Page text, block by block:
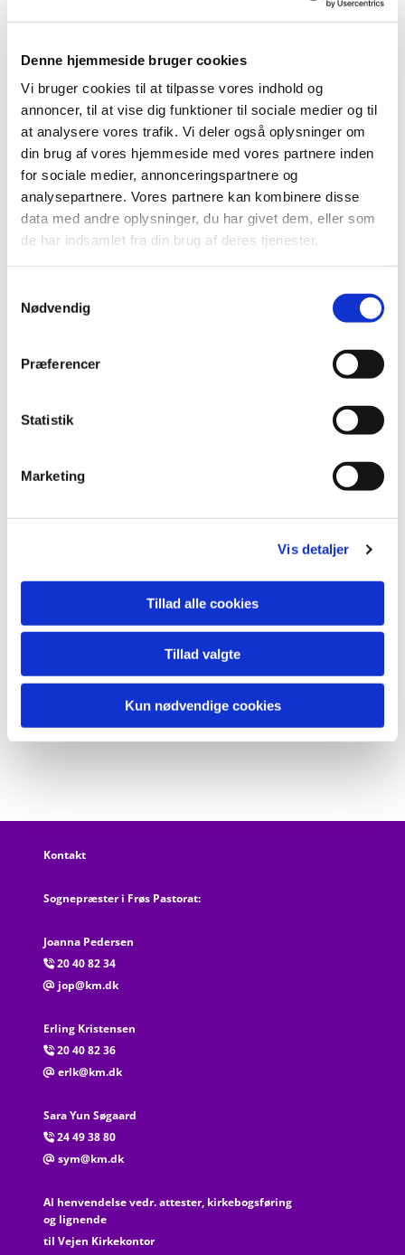
Denne hjemmeside bruger cookies
Vi bruger cookies til at tilpasse vores indhold og
annoncer, til at vise dig funktioner til sociale medier og til
at analysere vores trafik. Vi deler også oplysninger om
din brug af vores hjemmeside med vores partnere inden
for sociale medier, annonceringspartnere og
analysepartnere. Vores partnere kan kombinere disse
data med andre oplysninger, du har givet dem, eller som
de har indsamlet fra din brug af deres tjenester.
Nødvendig
Præferencer
Statistik
Marketing
Vis detaljer
Tillad alle cookies
Tillad valgte
Kun nødvendige cookies
Kontakt
Sognepræster i Frøs Pastorat:
Joanna Pedersen
20 40 82 34
@ jop@km.dk
Erling Kristensen
 20 40 82 36
@ erlk@km.dk
Sara Yun Søgaard
24 49 38 80
@ sym@km.dk
Al henvendelse vedr. attester, kirkebogsføring
og lignende
til Vejen Kirkekontor